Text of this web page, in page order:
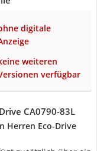
digitale
weiteren
verfügbar
CA0790-83L
Herren Eco-Drive